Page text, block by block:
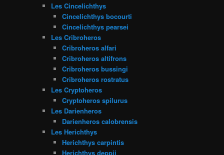
Les Cincelichthys
Cincelichthys bocourti
Cincelichthys pearsei
Les Cribroheros
Cribroheros alfari
Cribroheros altifrons
Cribroheros bussingi
Cribroheros rostratus
Les Cryptoheros
Cryptoheros spilurus
Les Darienheros
Darienheros calobrensis
Les Herichthys
Herichthys carpintis
Herichthys deppii